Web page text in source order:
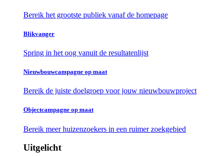
Bereik het grootste publiek vanaf de homepage
Blikvanger
Spring in het oog vanuit de resultatenlijst
Nieuwbouwcampagne op maat
Bereik de juiste doelgroep voor jouw nieuwbouwproject
Objectcampagne op maat
Bereik meer huizenzoekers in een ruimer zoekgebied
Uitgelicht